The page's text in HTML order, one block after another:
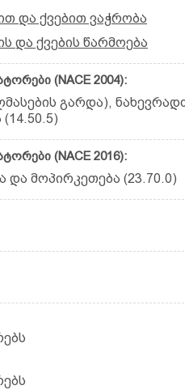
და ქვებით ვაჭრობა
და ქვების წარმოება
(NACE 2004):
გარდა),
(NACE 2016):
და მოპირკეთება (23.70.0)